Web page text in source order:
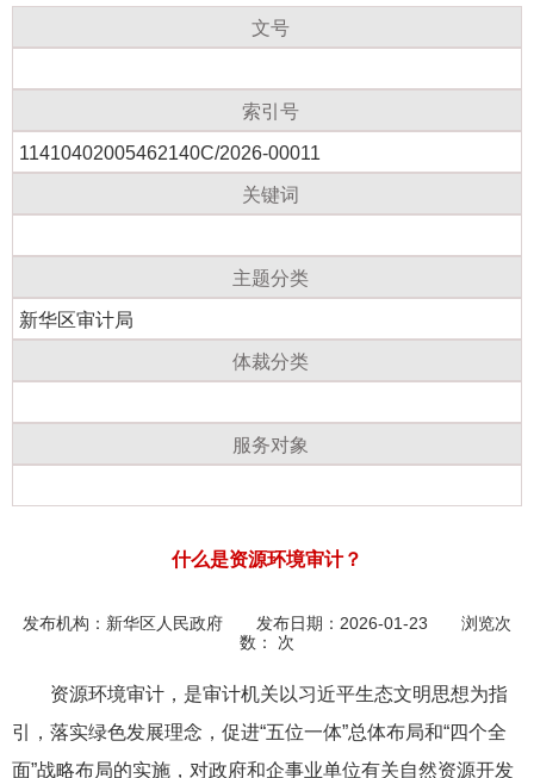
文号
索引号
11410402005462140C/2026-00011
关键词
主题分类
新华区审计局
体裁分类
服务对象
什么是资源环境审计？
发布机构： 新华区人民政府 发布日期：2026-01-23 浏览次
数：
次
资源环境审计，是审计机关以习近平生态文明思想为指
引，落实绿色发展理念，促进“五位一体”总体布局和“四个全
面”战略布局的实施，对政府和企事业单位有关自然资源开发